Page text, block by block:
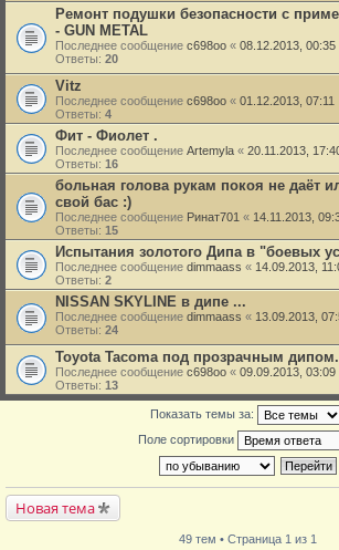
Ремонт подушки безопасности с
- GUN METAL
Последнее сообщение c698oo « 08.12.2013, 00:35
Ответы: 20
Vitz
Последнее сообщение c698oo « 01.12.2013, 07:11
Ответы: 4
Фит - Фиолет .
Последнее сообщение Artemyla « 20.11.2013,
Ответы: 16
больная голова рукам покоя не даёт
свой бас :)
Последнее сообщение Ринат701 « 14.11.2013,
Ответы: 15
Испытания золотого Дипа в "боевых
Последнее сообщение dimmaass « 14.09.2013,
Ответы: 2
NISSAN SKYLINE в дипе ...
Последнее сообщение dimmaass « 13.09.2013,
Ответы: 24
Toyota Tacoma под прозрачным дипом.
Последнее сообщение c698oo « 09.09.2013, 03:09
Ответы: 13
Показать темы за:
Поле сортировки
Новая тема
49 тем • Страница 1 из 1